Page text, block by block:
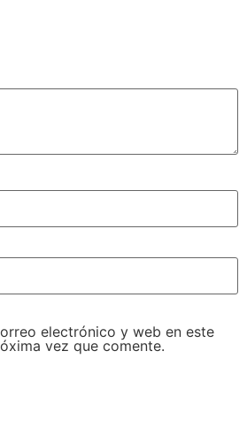
electrónico y web en este
vez que comente.